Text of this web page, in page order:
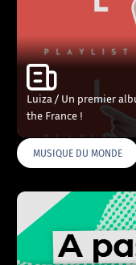
Luiza / Un premier
the France !
MUSIQUE DU MONDE